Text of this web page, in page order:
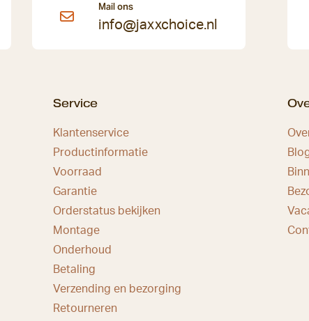
Mail ons
info@jaxxchoice.nl
Service
Klantenservice
Productinformatie
Voorraad
Garantie
Orderstatus bekijken
Montage
Onderhoud
Betaling
Verzending en bezorging
Retourneren